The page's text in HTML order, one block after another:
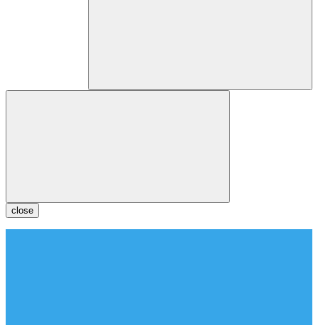
close